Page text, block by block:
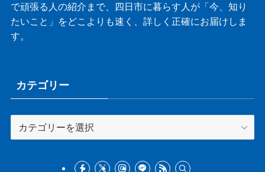
で頑張る人の紹介まで、四日市に暮らす人が「今、知り
たいこと」をどこよりも速く、詳しく正確にお届けしま
す。
カテゴリー
テ